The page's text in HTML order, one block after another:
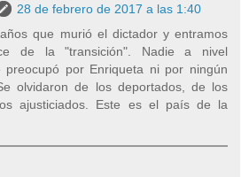
28 de febrero de 2017 a las 1:40
que murió el dictador y entramos
de la "transición". Nadie a nivel
preocupó por Enriqueta ni por ningún
olvidaron de los deportados, de los
ajusticiados. Este es el país de la